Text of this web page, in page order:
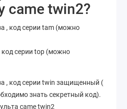
came twin2?
, код серии tam (можно
код серии top (можно
, код серии twin защищенный (
знать секретный код).
came twin2